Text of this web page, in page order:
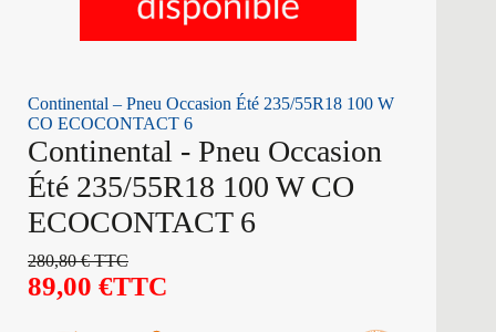
Continental – Pneu Occasion Été 235/55R18 100 W
CO ECOCONTACT 6
Continental - Pneu Occasion
Été 235/55R18 100 W CO
ECOCONTACT 6
280,80€TTC
89,00 €TTC